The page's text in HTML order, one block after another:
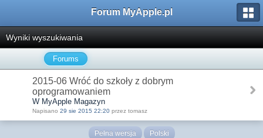
Forum MyApple.pl
Wyniki wyszukiwania
Forums
2015-06 Wróć do szkoły z dobrym
oprogramowaniem
W MyApple Magazyn
Napisano 29 sie 2015 22:20 przez tomasz
Pełna wersja Polski